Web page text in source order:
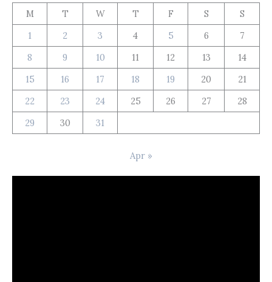
M
T W T F S
S
1
2 3 4 5 6
7
8
9 10 11 12 13
14
15
16 17 18 19 20
21
22
23 24 25 26 27
28
29
30 31
Apr »